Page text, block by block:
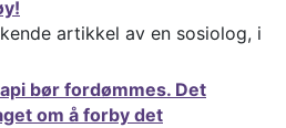
artikkel av en sosiolog, i
bør fordømmes. Det
om å forby det